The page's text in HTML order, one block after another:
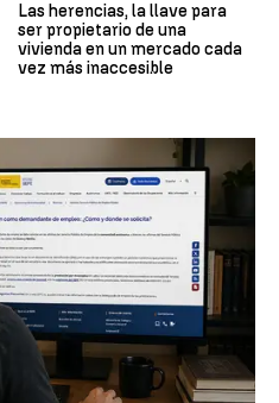
Las herencias, la llave para
ser propietario de una
vivienda en un mercado cada
vez más inaccesible